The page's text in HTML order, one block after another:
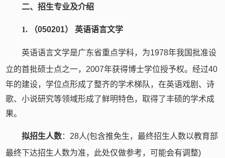
二、招生专业及介绍
1. （050201） 英语语言文学
英语语言文学是广东省重点学科，为1978年我国批准设
立的首批硕士点之一， 2007年获得博士学位授予权。经过40
年的建设，学位点形成了整齐的学术梯队，在英语戏剧、诗
歌、小说研究等领域形成了鲜明特色，取得了丰硕的学术成
果。
拟招生人数： 28人(包含推免生，最终招生人数以教育部
最终下达招生人数为准，此处仅做参考，可能会有调整)